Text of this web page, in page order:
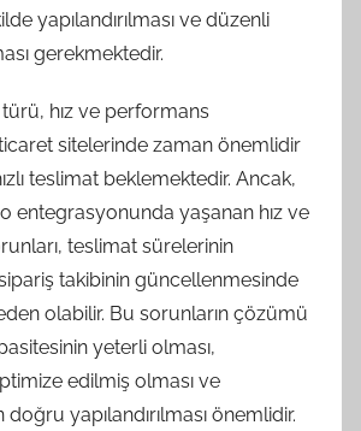
yapılandırılması ve düzenli
gerekmektedir.
hız ve performans
ticaret sitelerinde zaman önemlidir
teslimat beklemektedir. Ancak,
entegrasyonunda yaşanan hız ve
teslimat sürelerinin
takibinin güncellenmesinde
olabilir. Bu sorunların çözümü
yeterli olması,
edilmiş olması ve
yapılandırılması önemlidir.